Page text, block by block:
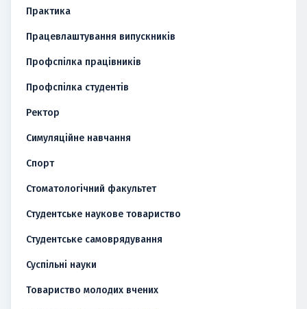
Практика
Працевлаштування випускників
Профспілка працівників
Профспілка студентів
Ректор
Симуляційне навчання
Спорт
Стоматологічний факультет
Студентське наукове товариство
Студентське самоврядування
Суспільні науки
Товариство молодих вчених